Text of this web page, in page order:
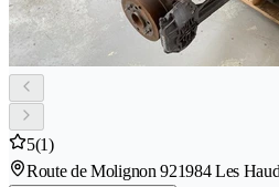
5(1)
Route de Molignon 921984 Les